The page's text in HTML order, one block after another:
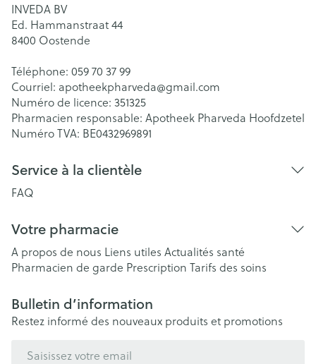
INVEDA BV
Ed. Hammanstraat 44
8400 Oostende
Téléphone: 059 70 37 99
Courriel: apotheekpharveda@gmail.com
Numéro de licence: 351325
Pharmacien responsable: Apotheek Pharveda Hoofdzetel
Numéro TVA: BE0432969891
Service à la clientèle
FAQ
Votre pharmacie
A propos de nous Liens utiles Actualités santé
Pharmacien de garde Prescription Tarifs des soins
Bulletin d’information
Restez informé des nouveaux produits et promotions